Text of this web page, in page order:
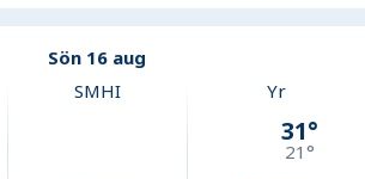
Sön 16 aug
SMHI Yr
31°
21°